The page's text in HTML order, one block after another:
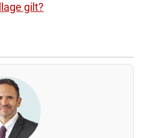
gilt?